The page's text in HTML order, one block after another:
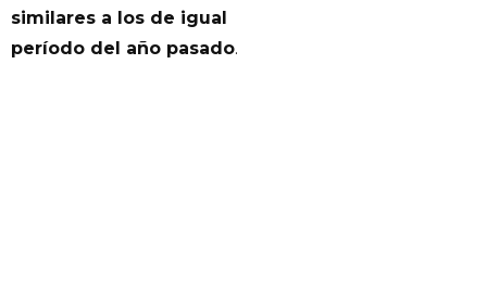
similares a los de igual
período del año pasado.